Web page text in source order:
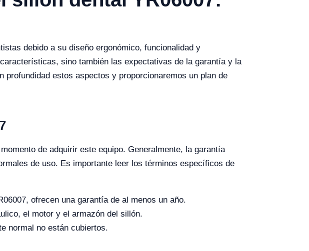
debido a su diseño ergonómico, funcionalidad y
sino también las expectativas de la garantía y la
estos aspectos y proporcionaremos un plan de
de adquirir este equipo. Generalmente, la garantía
de uso. Es importante leer los términos específicos de
ofrecen una garantía de al menos un año.
el motor y el armazón del sillón.
normal no están cubiertos.